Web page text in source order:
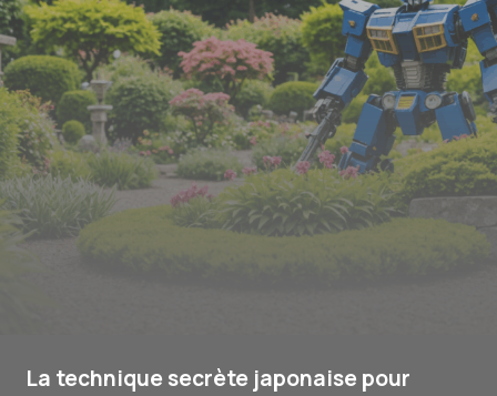
La technique secrète japonaise pour